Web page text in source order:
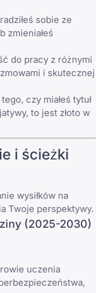
sobie ze
zmieniałeś
do pracy z różnymi
i skutecznej
czy miałeś tytuł
to jest złoto w
i ścieżki
wysiłków na
Twoje perspektywy.
(2025-2030)
uczenia